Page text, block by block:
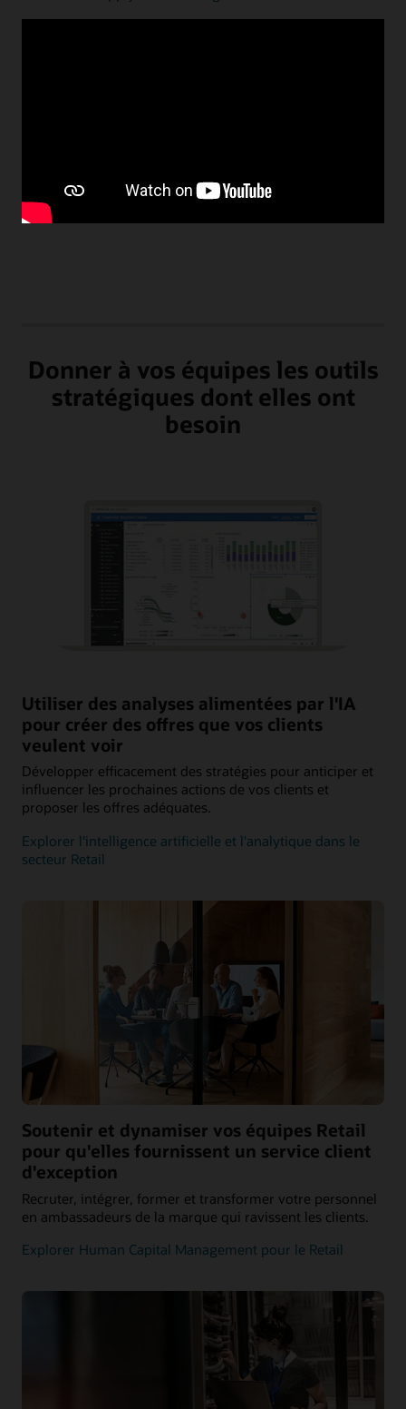
Lorenzo Bertelli
Responsable marketing et communication du groupe Prada
Donner à vos équipes les outils
stratégiques dont elles ont
besoin
Utiliser des analyses alimentées par l'IA
pour créer des offres que vos clients
veulent voir
Développer efficacement des stratégies pour anticiper et
influencer les prochaines actions de vos clients et
proposer les offres adéquates.
Explorer l'intelligence artificielle et l'analytique dans le
secteur Retail
Soutenir et dynamiser vos équipes Retail
pour qu'elles fournissent un service client
d'exception
Recruter, intégrer, former et transformer votre personnel
en ambassadeurs de la marque qui ravissent les clients.
Explorer Human Capital Management pour le Retail